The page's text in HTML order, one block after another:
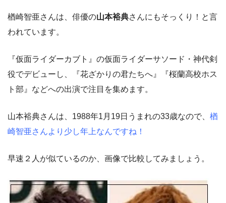
楢崎智亜さんは、俳優の山本裕典さんにもそっくり！と言
われています。
『仮面ライダーカブト』の仮面ライダーサソード・神代剣
役でデビューし、『花ざかりの君たちへ』『桜蘭高校ホス
ト部』などへの出演で注目を集めます。
山本裕典さんは、1988年1月19日うまれの33歳なので、 楢
崎智亜さんより少し年上なんですね！
早速２人が似ているのか、画像で比較してみましょう。